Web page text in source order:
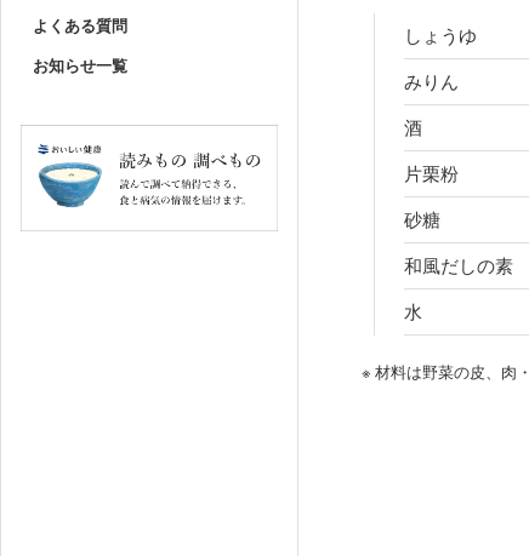
よくある質問
お知らせ一覧
しょうゆ
みりん
酒
片栗粉
砂糖
和風だしの素
水
※ 材料は野菜の皮、肉